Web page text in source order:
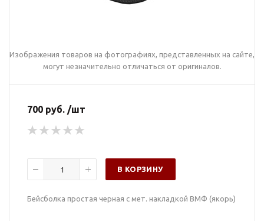
Изображения товаров на фотографиях, представленных на сайте,
могут незначительно отличаться от оригиналов.
700 руб. /шт
В КОРЗИНУ
Бейсболка простая черная с мет. накладкой ВМФ (якорь)